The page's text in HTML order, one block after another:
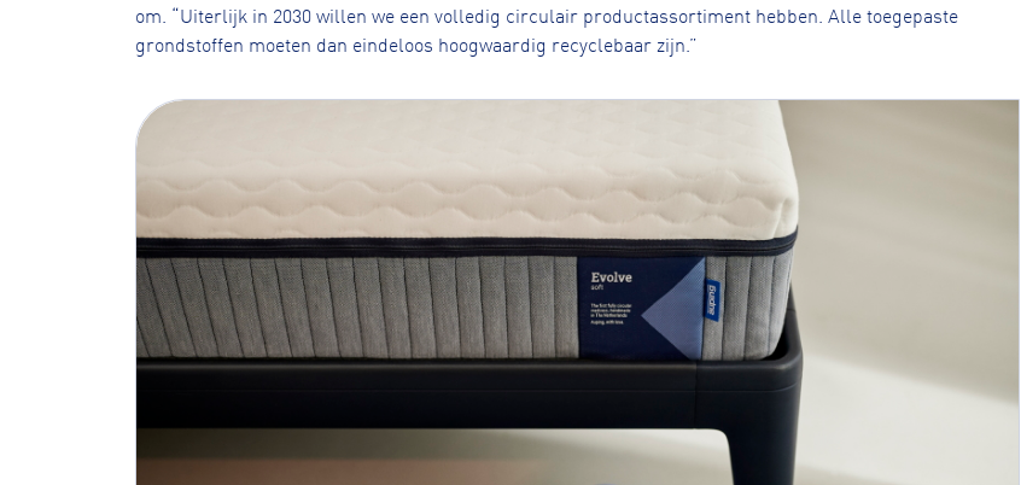
om. “Uiterlijk in 2030 willen we een volledig circulair productassortiment hebben. Alle toegepaste
grondstoffen moeten dan eindeloos hoogwaardig recyclebaar zijn.”